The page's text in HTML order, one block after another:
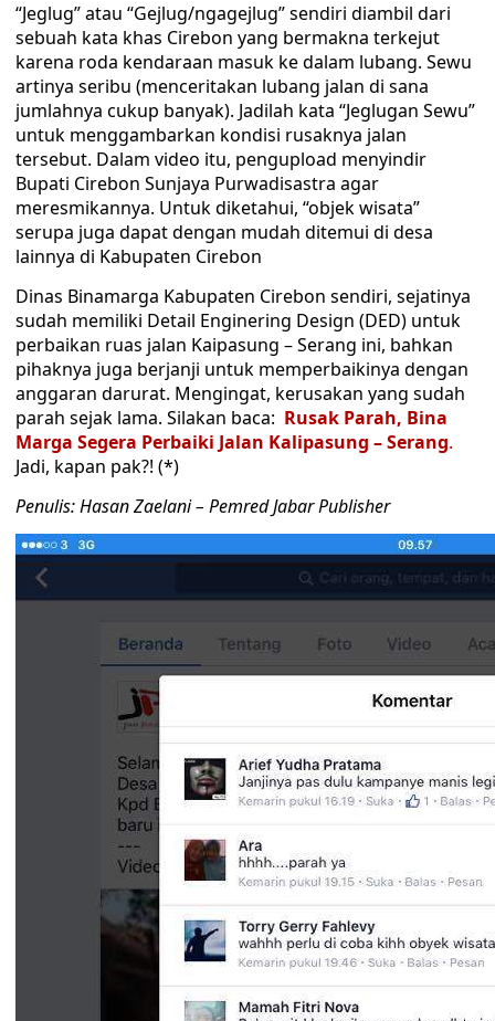
“Jeglug” atau “Gejlug/ngagejlug” sendiri diambil dari
sebuah kata khas Cirebon yang bermakna terkejut
karena roda kendaraan masuk ke dalam lubang. Sewu
artinya seribu (menceritakan lubang jalan di sana
jumlahnya cukup banyak). Jadilah kata “Jeglugan Sewu”
untuk menggambarkan kondisi rusaknya jalan
tersebut. Dalam video itu, pengupload menyindir
Bupati Cirebon Sunjaya Purwadisastra agar
meresmikannya. Untuk diketahui, “objek wisata”
serupa juga dapat dengan mudah ditemui di desa
lainnya di Kabupaten Cirebon
Dinas Binamarga Kabupaten Cirebon sendiri, sejatinya
sudah memiliki Detail Enginering Design (DED) untuk
perbaikan ruas jalan Kaipasung – Serang ini, bahkan
pihaknya juga berjanji untuk memperbaikinya dengan
anggaran darurat. Mengingat, kerusakan yang sudah
parah sejak lama. Silakan baca: Rusak Parah, Bina
Marga Segera Perbaiki Jalan Kalipasung – Serang.
Jadi, kapan pak?! (*)
Penulis: Hasan Zaelani – Pemred Jabar Publisher